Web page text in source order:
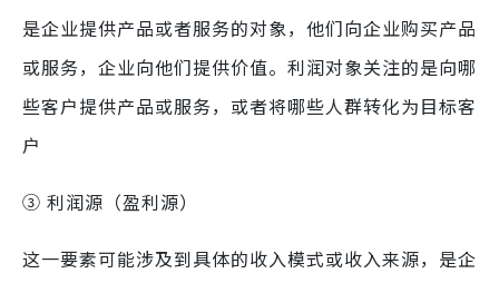
是企业提供产品或者服务的对象，他们向企业购买产品
或服务，企业向他们提供价值。利润对象关注的是向哪
些客户提供产品或服务，或者将哪些人群转化为目标客
户
③ 利润源（盈利源）
这一要素可能涉及到具体的收入模式或收入来源，是企